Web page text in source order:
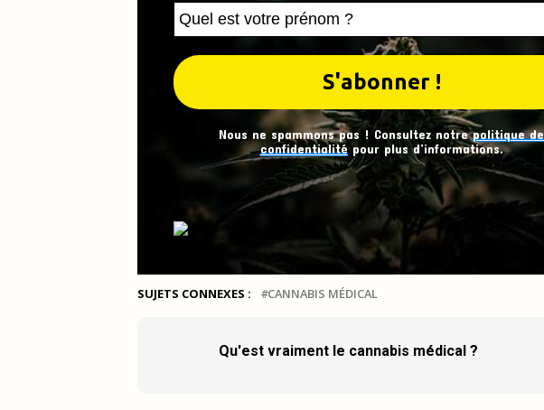
Nous ne spammons pas ! Consultez notrepolitique de
confidentialitépour plus d’informations.
SUJETS CONNEXES : CANNABIS MÉDICAL
Qu'est vraiment le cannabis médical ?